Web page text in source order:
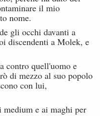
il mio
nome.
gli occhi davanti a
discendenti a Molek, e
contro quell'uomo e
di mezzo al suo popolo
con lui,
medium e ai maghi per